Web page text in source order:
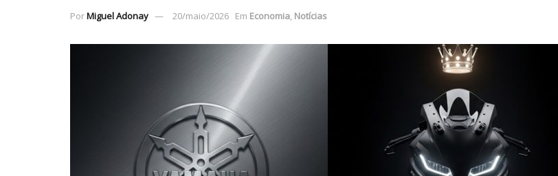
PorMiguel Adonay 20/maio/2026 Em Economia, Notícias